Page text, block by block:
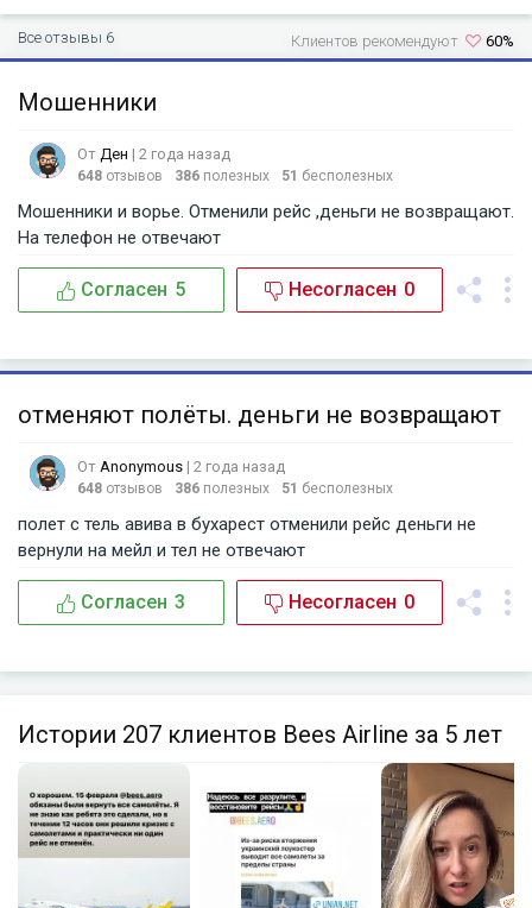
Все отзывы 6 60%
Клиентов рекомендуют
Мошенники
От Ден | 2 года назад
648 отзывов 386 полезных 51 бесполезных
Мошенники и ворье. Отменили рейс ,деньги не возвращают.
На телефон не отвечают
Согласен 5 Несогласен 0
отменяют полёты. деньги не возвращают
От Anonymous | 2 года назад
648 отзывов 386 полезных 51 бесполезных
полет с тель авива в бухарест отменили рейс деньги не
вернули на мейл и тел не отвечают
Согласен 3 Несогласен 0
Истории 207 клиентов Bees Airline за 5 лет